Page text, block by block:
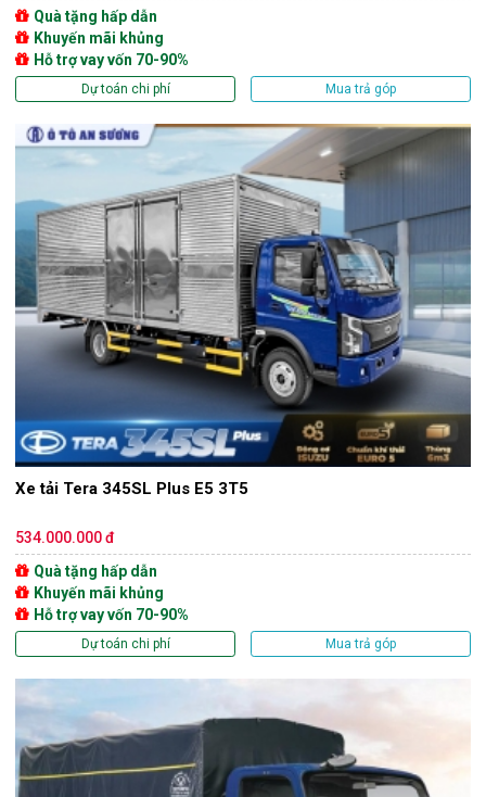
Quà tặng hấp dẫn
Khuyến mãi khủng
Hỗ trợ vay vốn 70-90%
Dự toán chi phí Mua trả góp
Xe tải Tera 345SL Plus E5 3T5
534.000.000 đ
Quà tặng hấp dẫn
Khuyến mãi khủng
Hỗ trợ vay vốn 70-90%
Dự toán chi phí Mua trả góp